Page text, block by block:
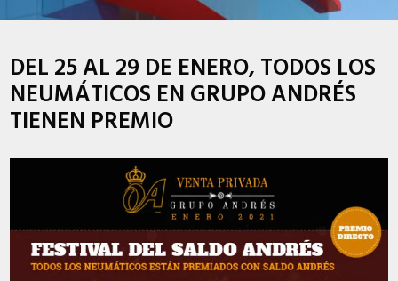
DEL 25 AL 29 DE ENERO, TODOS LOS
NEUMÁTICOS EN GRUPO ANDRÉS
TIENEN PREMIO